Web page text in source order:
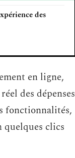
des
en ligne,
des dépenses
fonctionnalités,
quelques clics